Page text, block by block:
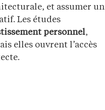
et assumer un
Les études
personnel,
elles ouvrent l’accès